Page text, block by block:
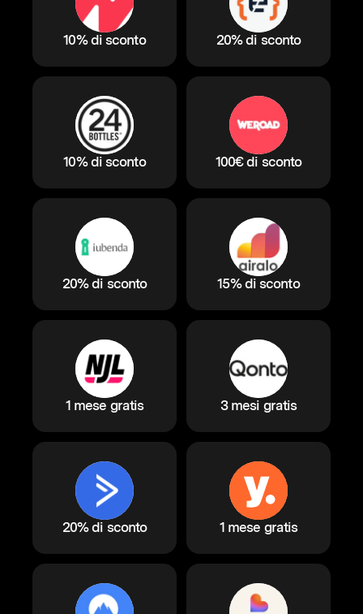
10% di sconto 20% di sconto
10% di sconto 100€ di sconto
20% di sconto 15% di sconto
1 mese gratis 3 mesi gratis
20% di sconto 1 mese gratis